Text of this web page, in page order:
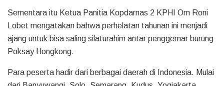
Sementara itu Ketua Panitia Kopdarnas 2 KPHI Om Roni
Lobet mengatakan bahwa perhelatan tahunan ini menjadi
ajang untuk bisa saling silaturahim antar penggemar burung
Poksay Hongkong.
Para peserta hadir dari berbagai daerah di Indonesia. Mulai